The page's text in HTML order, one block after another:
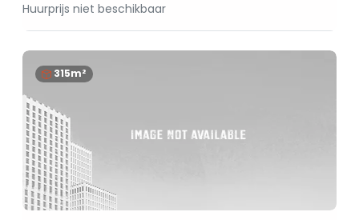
Huurprijs niet beschikbaar
315m²